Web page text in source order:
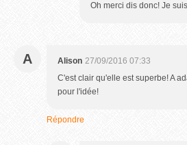
Oh merci dis donc! Je
A Alison 27/09/2016 07:33
C'est clair qu'elle est superbe! A
pour l'idée!
Répondre